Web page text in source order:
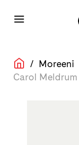
/ Moreeni
Carol Meldrum